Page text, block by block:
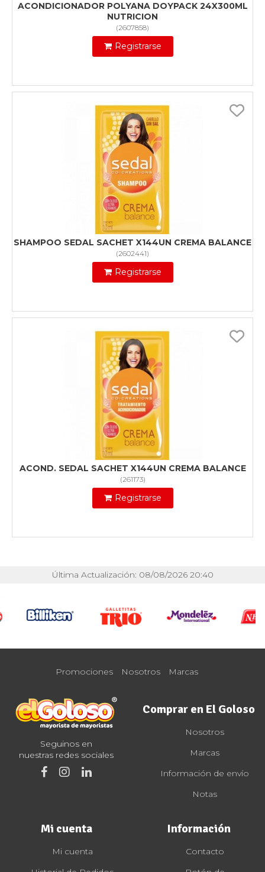
ACONDICIONADOR POLYANA DOYPACK 24X300ML
NUTRICION
(2607858)
Registrarse
SHAMPOO SEDAL SACHET X144UN CREMA BALANCE
(2602441)
Registrarse
ACOND. SEDAL SACHET X144UN CREMA BALANCE
(261173)
Registrarse
Última Actualización: 08/08/2026 20:40
Promociones Nosotros Marcas
Seguinos en
nuestras redes sociales
Comprar en El Goloso
Nosotros
Marcas
Información de envío
Notas
Mi cuenta
Mi cuenta
Información
Contacto